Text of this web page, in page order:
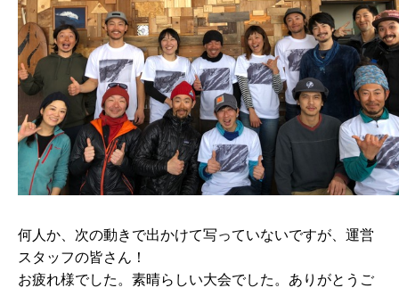
何人か、次の動きで出かけて写っていないですが、運営
スタッフの皆さん！
お疲れ様でした。素晴らしい大会でした。ありがとうご